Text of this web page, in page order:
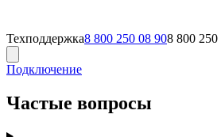
Техподдержка8 800 250 08 908 800 250
Подключение
Частые вопросы